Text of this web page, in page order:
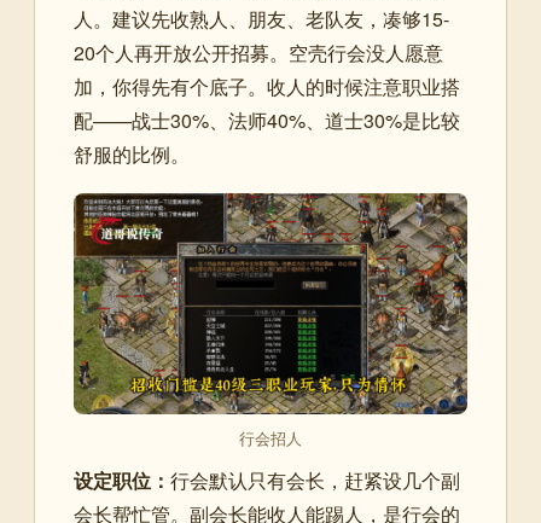
人。建议先收熟人、朋友、老队友，凑够15-
20个人再开放公开招募。空壳行会没人愿意
加，你得先有个底子。收人的时候注意职业搭
配——战士30%、法师40%、道士30%是比较
舒服的比例。
行会招人
设定职位： 行会默认只有会长，赶紧设几个副
会长帮忙管。副会长能收人能踢人，是行会的